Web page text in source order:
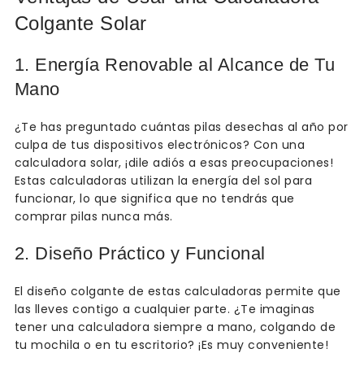
Colgante Solar
1. Energía Renovable al Alcance de Tu
Mano
¿Te has preguntado cuántas pilas desechas al año por
culpa de tus dispositivos electrónicos? Con una
calculadora solar, ¡dile adiós a esas preocupaciones!
Estas calculadoras utilizan la energía del sol para
funcionar, lo que significa que no tendrás que
comprar pilas nunca más.
2. Diseño Práctico y Funcional
El diseño colgante de estas calculadoras permite que
las lleves contigo a cualquier parte. ¿Te imaginas
tener una calculadora siempre a mano, colgando de
tu mochila o en tu escritorio? ¡Es muy conveniente!